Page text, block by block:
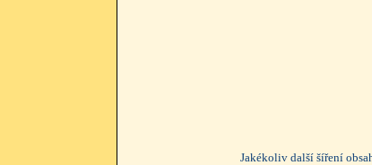
Jakékoliv další šíření